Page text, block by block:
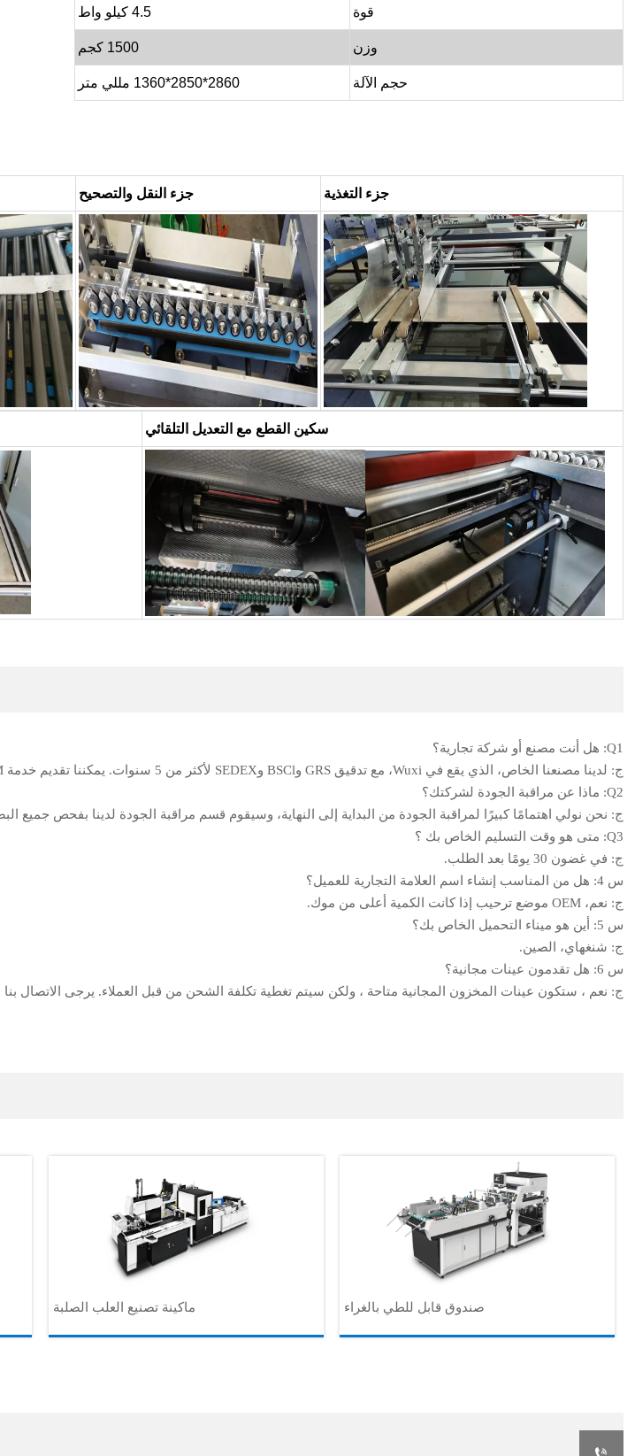
قوة 4.5 كيلو واط
وزن 1500 كجم
حجم الآلة 2860*2850*1360 مللي متر
جزء التغذية جزء النقل والتصحيح
سكين القطع مع التعديل التلقائي
Q1: هل أنت مصنع أو شركة تجارية؟
ج: لدينا مصنعنا الخاص، الذي يقع في Wuxi، مع تدقيق GRS وBSCl وSEDEX لأكثر من 5 سنوات. يمكننا تقديم خدمة OEM بما في ذلك الحجم المخصص وتصميم الشعار.
Q2: ماذا عن مراقبة الجودة لشركتك؟
ج: نحن نولي اهتمامًا كبيرًا لمراقبة الجودة من البداية إلى النهاية، وسيقوم قسم مراقبة الجودة لدينا بفحص
Q3: متى هو وقت التسليم الخاص بك ؟
ج: في غضون 30 يومًا بعد الطلب.
س 4: هل من المناسب إنشاء اسم العلامة التجارية للعميل؟
ج: نعم، OEM موضع ترحيب إذا كانت الكمية أعلى من موك.
س 5: أين هو ميناء التحميل الخاص بك؟
ج: شنغهاي، الصين.
س 6: هل تقدمون عينات مجانية؟
ج: نعم ، ستكون عينات المخزون المجانية متاحة ، ولكن سيتم تغطية تكلفة الشحن من قبل العملاء. يرجى الاتصال
ماكينة تصنيع العلب الصلبة صندوق قابل للطي بالغراء